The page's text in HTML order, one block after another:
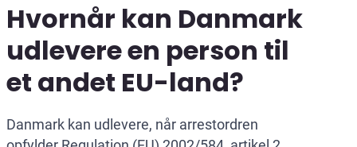
Hvornår kan Danmark
udlevere en person til
et andet EU-land?
Danmark kan udlevere, når arrestordren